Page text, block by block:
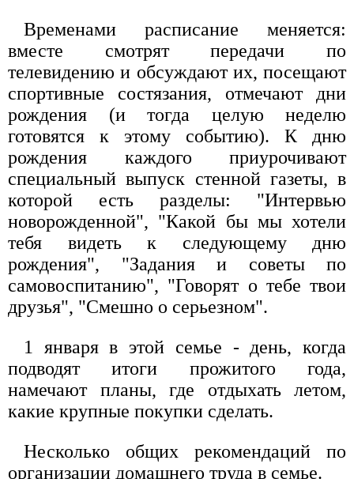
Временами расписание меняется:
вместе смотрят передачи по
телевидению и обсуждают их, посещают
спортивные состязания, отмечают дни
рождения (и тогда целую неделю
готовятся к этому событию). К дню
рождения каждого приурочивают
специальный выпуск стенной газеты, в
которой есть разделы: "Интервью
новорожденной", "Какой бы мы хотели
тебя видеть к следующему дню
рождения", "Задания и советы по
самовоспитанию", "Говорят о тебе твои
друзья", "Смешно о серьезном".
1 января в этой семье - день, когда
подводят итоги прожитого года,
намечают планы, где отдыхать летом,
какие крупные покупки сделать.
Несколько общих рекомендаций по
организации домашнего труда в семье.